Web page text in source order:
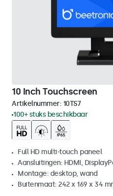
10 Inch Touchscreen
Artikelnummer: 10TS7
100+ stuks beschikbaar
Full HD multi-touch paneel
Aansluitingen: HDMI,
Montage: desktop, wand
Buitenmaat: 242 x 169 x 34